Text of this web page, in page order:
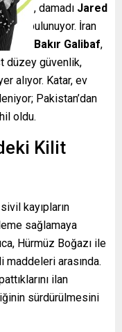
, damadı Jared
bulunuyor. İran
Bakır Galibaf,
düzey güvenlik,
alıyor. Katar, ev
Pakistan’dan
oldu.
Kilit
kayıpların
sağlamaya
Hürmüz Boğazı ile
arasında.
ilan
sürdürülmesini